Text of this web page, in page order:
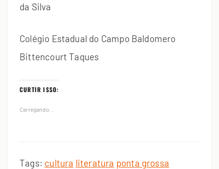
da Silva
Colégio Estadual do Campo Baldomero
Bittencourt Taques
CURTIR ISSO:
Carregando...
Tags: cultura literatura ponta grossa